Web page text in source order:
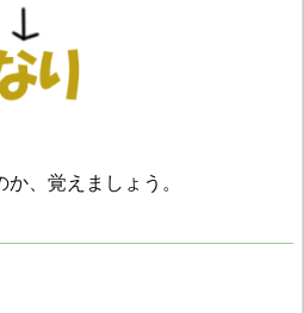
、覚えましょう。